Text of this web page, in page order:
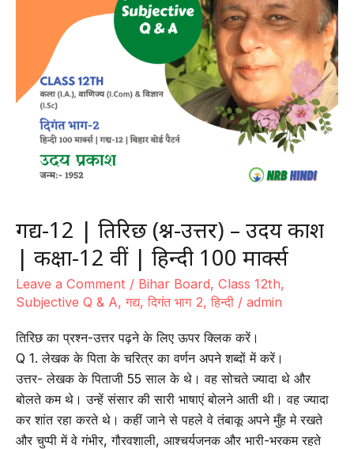
कक्षा-12
|
गद्य-12 | तिरिछ (प्रश्न-उत्तर) – उदय प्रकाश
| कक्षा-12 वीं | हिन्दी 100 मार्क्स
Leave a Comment / Bihar Board, Class 12th,
Subjective Q & A, गद्य, दिगंत भाग 2, हिन्दी / admin
तिरिछ का प्रश्न-उत्तर पढ़ने के लिए ऊपर क्लिक करें।
Q 1. लेखक के पिता के चरित्र का वर्णन अपने शब्दों में करें।
उत्तर- लेखक के पिताजी 55 साल के थे। वह सोचते ज्यादा थे और
बोलते कम थे। उन्हें संसार की सारी भाषाएं बोलने आती थी। वह ज्यादा
कर शांत रहा करते थे। कहीं जाने से पहले वे तंबाकू अपने मुँह मे रखते
और चुप्पी में वे गंभीर, गौरवशाली, आश्चर्यजनक और भारी-भरकम रहते